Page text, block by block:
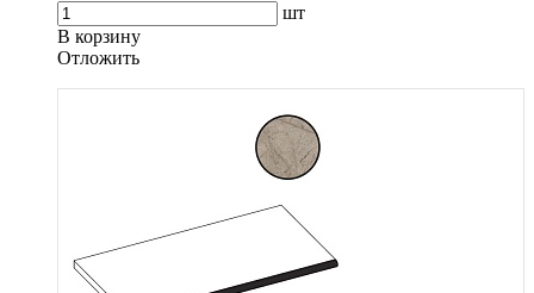
шт
В корзину
Oтложить